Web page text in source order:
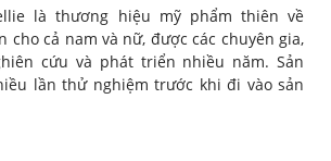
là thương hiệu mỹ phẩm thiên về
cho cả nam và nữ, được các chuyên gia,
cứu và phát triển nhiều năm. Sản
lần thử nghiệm trước khi đi vào sản